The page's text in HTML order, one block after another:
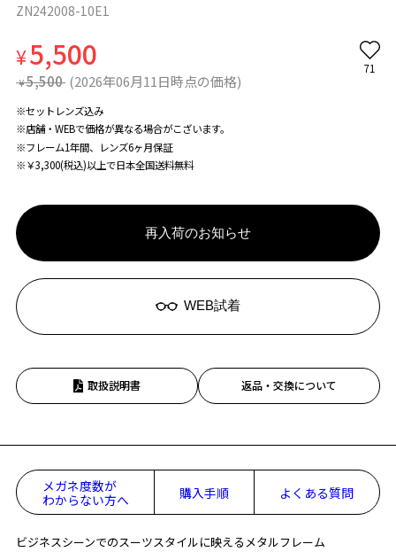
ZN242008-10E1
¥5,500
¥ 5,500 (2026年06月11日時点の価格)
71
※セットレンズ込み
※店舗・WEBで価格が異なる場合がこざいます。
※フレーム1年間、レンズ6ヶ月保証
※￥3,300(税込)以上で日本全国送料無料
再入荷のお知らせ
WEB試着
取扱説明書 返品・交換について
メガネ度数が
わからない方へ
購入手順 よくある質問
ビジネスシーンでのスーツスタイルに映えるメタルフレーム